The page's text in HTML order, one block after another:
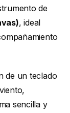
de
, ideal
de un teclado
sencilla y